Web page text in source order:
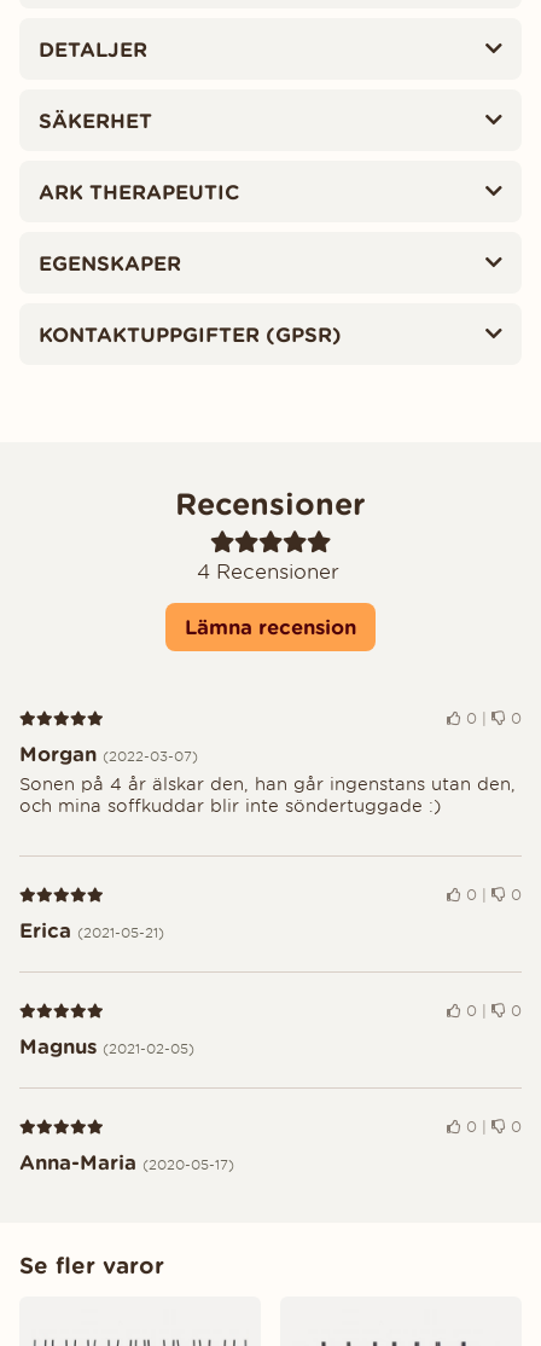
DETALJER
SÄKERHET
ARK THERAPEUTIC
EGENSKAPER
KONTAKTUPPGIFTER (GPSR)
Recensioner
4Recensioner
Lämna recension
Recension 5 av 5 0 | 0
Morgan (2022-03-07)
Sonen på 4 år älskar den, han går ingenstans utan den,
och mina soffkuddar blir inte söndertuggade :)
Recension 5 av 5 0 | 0
Erica (2021-05-21)
Recension 5 av 5 0 | 0
Magnus (2021-02-05)
Recension 5 av 5 0 | 0
Anna-Maria (2020-05-17)
Se fler varor